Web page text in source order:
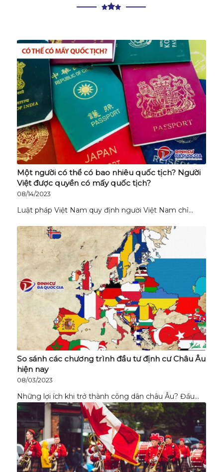
Một người có thể có bao nhiêu quốc tịch? Người
Việt được quyền có mấy quốc tịch?
08/14/2023
Luật pháp Việt Nam quy định người Việt Nam chỉ…
So sánh các chương trình đầu tư định cư Châu Âu
hiện nay
08/03/2023
Những lợi ích khi trở thành công dân châu Âu? Đầu…